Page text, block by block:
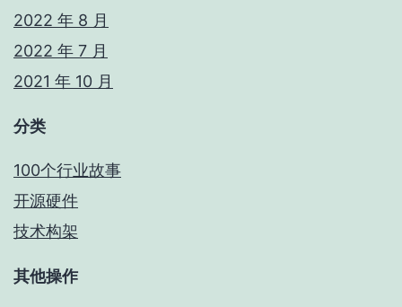
2022 年 8 月
2022 年 7 月
2021 年 10 月
分类
100个行业故事
开源硬件
技术构架
其他操作